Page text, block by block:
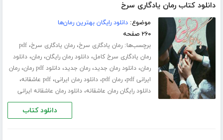
دانلود کتاب رمان یادگاری سرخ
موضوع:دانلود رایگان بهترین رمان‌ها
۲۶۰ صفحه
برچسب‌ها:رمان یادگاری سرخ،رمان یادگاری سرخ،pdf
رمان یادگاری سرخ کامل،دانلود رمان رایگان،رمان،دانلود
رمان،دانلود رمان جدید،رمان جدید،دانلود pdf رمان ،رمان
ایرانی pdf
،رمان pdf ،دانلود رمان ایرانی،pdf عاشقانه ،
دانلود رایگان رمان عاشقانه،دانلود رمان عاشقانه ایرانی
دانلود کتاب